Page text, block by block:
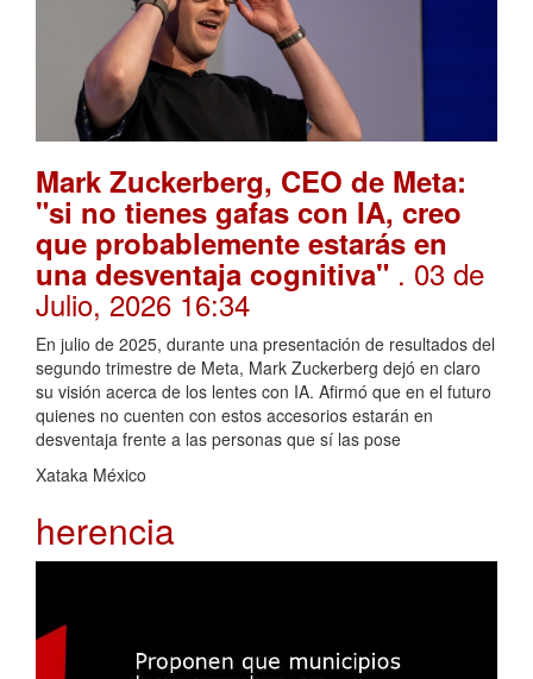
Mark Zuckerberg, CEO de Meta:
"si no tienes gafas con IA, creo
que probablemente estarás en
una desventaja cognitiva" . 03 de
Julio, 2026 16:34
En julio de 2025, durante una presentación de resultados del
segundo trimestre de Meta, Mark Zuckerberg dejó en claro
su visión acerca de los lentes con IA. Afirmó que en el futuro
quienes no cuenten con estos accesorios estarán en
desventaja frente a las personas que sí las pose
Xataka México
herencia